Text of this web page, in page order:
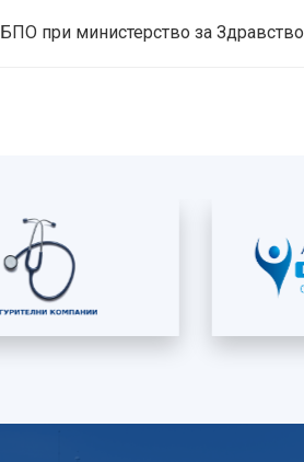
при министерство за Здравство